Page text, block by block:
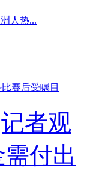
人热...
赛后受瞩目